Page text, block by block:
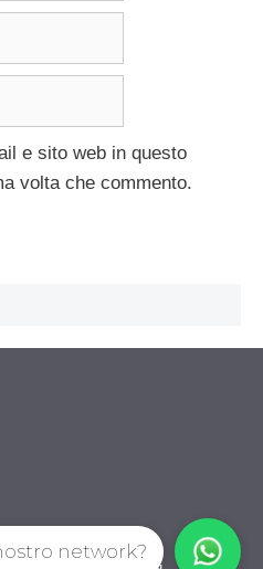
e sito web in questo
volta che commento.
network?